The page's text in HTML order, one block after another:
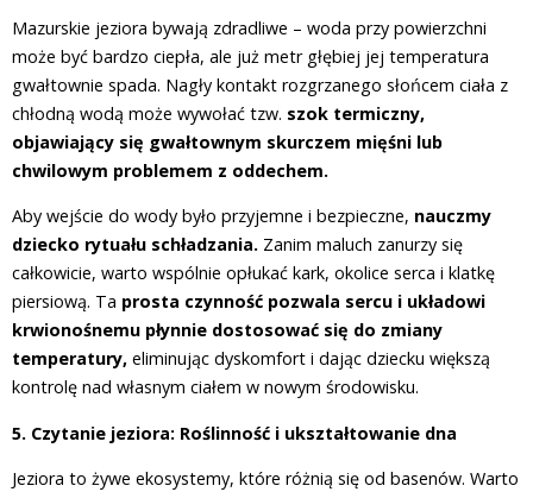
Mazurskie jeziora bywają zdradliwe – woda przy powierzchni
może być bardzo ciepła, ale już metr głębiej jej temperatura
gwałtownie spada. Nagły kontakt rozgrzanego słońcem ciała z
chłodną wodą może wywołać tzw. szok termiczny,
objawiający się gwałtownym skurczem mięśni lub
chwilowym problemem z oddechem.
Aby wejście do wody było przyjemne i bezpieczne, nauczmy
dziecko rytuału schładzania. Zanim maluch zanurzy się
całkowicie, warto wspólnie opłukać kark, okolice serca i klatkę
piersiową. Ta prosta czynność pozwala sercu i układowi
krwionośnemu płynnie dostosować się do zmiany
temperatury, eliminując dyskomfort i dając dziecku większą
kontrolę nad własnym ciałem w nowym środowisku.
5. Czytanie jeziora: Roślinność i ukształtowanie dna
Jeziora to żywe ekosystemy, które różnią się od basenów. Warto